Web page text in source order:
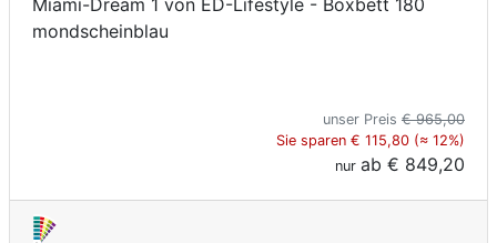
Miami-Dream 1 von ED-Lifestyle - Boxbett 180
mondscheinblau
unser Preis € 965,00
Sie sparen € 115,80 (≈ 12%)
nur ab € 849,20